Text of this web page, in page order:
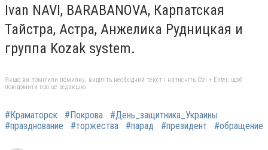
Ivan NAVI, BARABANOVA, Карпатская
Тайстра, Астра, Анжелика Рудницкая и
группа Kozak system.
Якщо ви помітили помилку, виділіть необхідний текст і натисніть Ctrl + Enter, щоб
повідомити про це редакцію
#Краматорск #Покрова
#День_защитника_Украины
#празднование
#торжества #парад #президент #обращение